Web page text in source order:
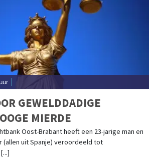
GEWELDDADIGE
MIERDE
Oost-Brabant heeft een 23-jarige man en
(allen uit Spanje) veroordeeld tot